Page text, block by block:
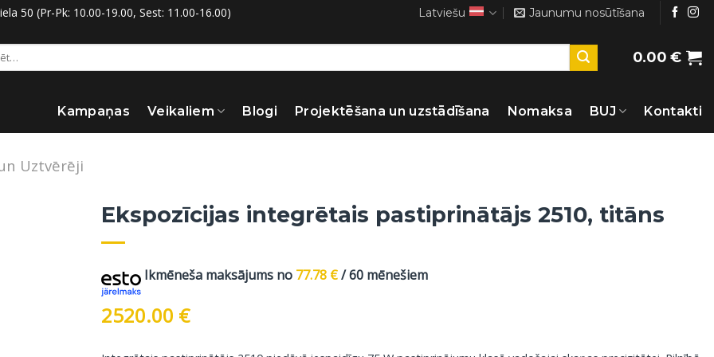
50 (Pr-Pk: 10.00-19.00, Sest: 11.00-16.00) Latviešu Jaunumu nosūtīšana
0.00€
Kampaņas Veikaliem Blogi Projektēšana un uzstādīšana Nomaksa BUJ Kontakti
Uztvērēji
Ekspozīcijas integrētais pastiprinātājs 2510, titāns
Ikmēneša maksājums no 77.78 €/ 60 mēnešiem
2520.00 €